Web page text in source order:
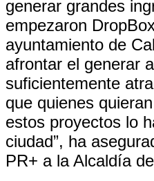
generar grandes
empezaron
ayuntamiento de
afrontar el generar
suficientemente
que quienes
estos proyectos lo
ciudad”, ha
PR+ a la Alcaldía